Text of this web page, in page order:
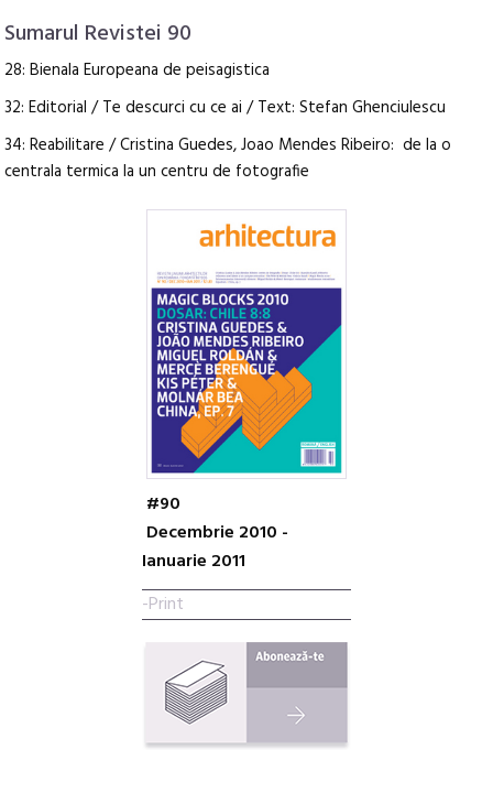
Sumarul Revistei 90
28: Bienala Europeana de peisagistica
32: Editorial / Te descurci cu ce ai / Text: Stefan Ghenciulescu
34: Reabilitare / Cristina Guedes, Joao Mendes Ribeiro: de la o
centrala termica la un centru de fotografie
#90
Decembrie 2010 -
Ianuarie 2011
-Print